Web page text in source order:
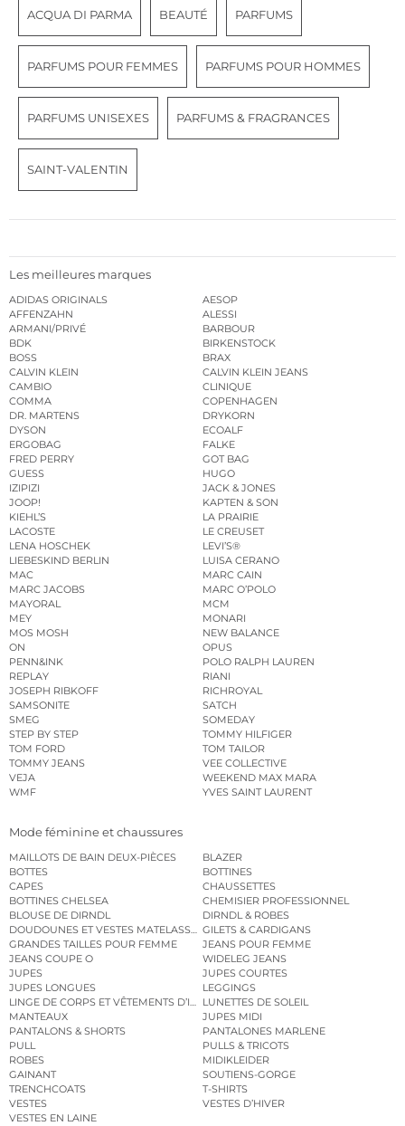
ACQUA DI PARMA BEAUTÉ PARFUMS
PARFUMS POUR FEMMES PARFUMS POUR HOMMES
PARFUMS UNISEXES PARFUMS & FRAGRANCES
SAINT-VALENTIN
Les meilleures marques
ADIDAS ORIGINALS
AESOP
AFFENZAHN
ALESSI
ARMANI/PRIVÉ
BARBOUR
BDK
BIRKENSTOCK
BOSS
BRAX
CALVIN KLEIN
CALVIN KLEIN JEANS
CAMBIO
CLINIQUE
COMMA
COPENHAGEN
DR. MARTENS
DRYKORN
DYSON
ECOALF
ERGOBAG
FALKE
FRED PERRY
GOT BAG
GUESS
HUGO
IZIPIZI
JACK & JONES
JOOP!
KAPTEN & SON
KIEHL’S
LA PRAIRIE
LACOSTE
LE CREUSET
LENA HOSCHEK
LEVI’S®
LIEBESKIND BERLIN
LUISA CERANO
MAC
MARC CAIN
MARC JACOBS
MARC O’POLO
MAYORAL
MCM
MEY
MONARI
MOS MOSH
NEW BALANCE
ON
OPUS
PENN&INK
POLO RALPH LAUREN
REPLAY
RIANI
JOSEPH RIBKOFF
RICHROYAL
SAMSONITE
SATCH
SMEG
SOMEDAY
STEP BY STEP
TOMMY HILFIGER
TOM FORD
TOM TAILOR
TOMMY JEANS
VEE COLLECTIVE
VEJA
WEEKEND MAX MARA
WMF
YVES SAINT LAURENT
Mode féminine et chaussures
MAILLOTS DE BAIN DEUX-PIÈCES
BLAZER
BOTTES
BOTTINES
CAPES
CHAUSSETTES
BOTTINES CHELSEA
CHEMISIER PROFESSIONNEL
BLOUSE DE DIRNDL
DIRNDL & ROBES
DOUDOUNES ET VESTES MATELASSÉESGILETS & CARDIGANS
GRANDES TAILLES POUR FEMME
JEANS POUR FEMME
JEANS COUPE O
WIDELEG JEANS
JUPES
JUPES COURTES
JUPES LONGUES
LEGGINGS
LINGE DE CORPS ET VÊTEMENTS D’INTÉRIEURLUNETTES DE SOLEIL
MANTEAUX
JUPES MIDI
PANTALONS & SHORTS
PANTALONES MARLENE
PULL
PULLS & TRICOTS
ROBES
MIDIKLEIDER
GAINANT
SOUTIENS-GORGE
TRENCHCOATS
T-SHIRTS
VESTES
VESTES D’HIVER
VESTES EN LAINE